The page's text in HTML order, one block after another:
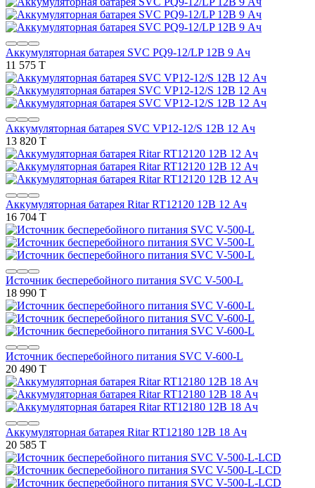
Аккумуляторная батарея SVC PQ9-12/LP 12В 9 Ач
11 575 T
Аккумуляторная батарея SVC VP12-12/S 12В 12 Ач
13 820 T
Аккумуляторная батарея Ritar RT12120 12В 12 Ач
16 704 T
Источник бесперебойного питания SVC V-500-L
18 990 T
Источник бесперебойного питания SVC V-600-L
20 490 T
Аккумуляторная батарея Ritar RT12180 12В 18 Ач
20 585 T